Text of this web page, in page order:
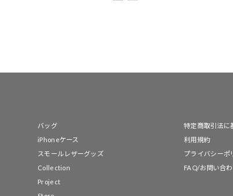
バッグ
iPhoneケース
スモールレザーグッズ
Collection
Project
特定商取引法に
利用規約
プライバシーポ
FAQ/お問い合